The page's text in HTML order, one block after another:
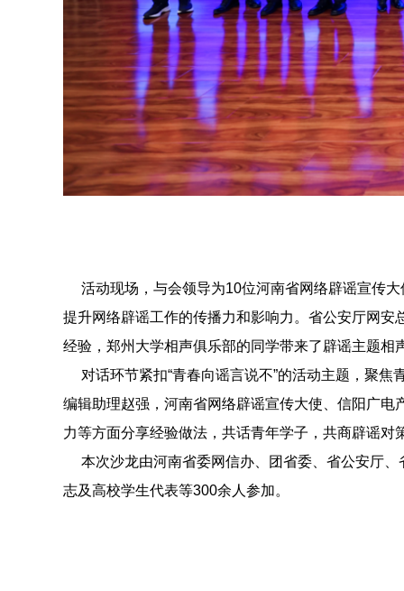
活动现场，与会领导为10位河南省网络辟谣宣传大
提升网络辟谣工作的传播力和影响力。省公安厅网
经验，郑州大学相声俱乐部的同学带来了辟谣主题相
对话环节紧扣“青春向谣言说不”的活动主题，聚焦
编辑助理赵强，河南省网络辟谣宣传大使、信阳广
力等方面分享经验做法，共话青年学子，共商辟谣对
本次沙龙由河南省委网信办、团省委、省公安厅、
志及高校学生代表等300余人参加。